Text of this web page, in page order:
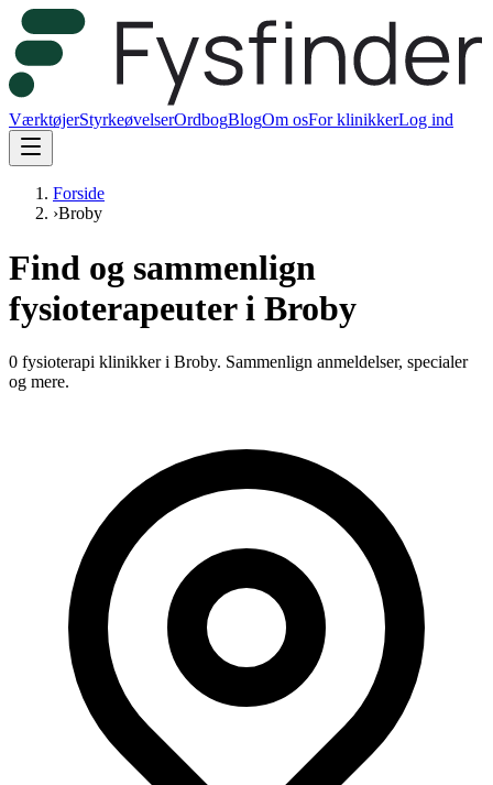
VærktøjerStyrkeøvelserOrdbogBlogOm osFor klinikkerLog ind
Forside
›Broby
Find og sammenlign
fysioterapeuter i Broby
0 fysioterapi klinikker i Broby. Sammenlign anmeldelser, specialer
og mere.